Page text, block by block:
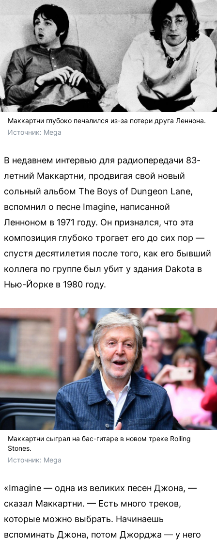
Маккартни глубоко печалился из-за потери друга Леннона.
Источник: Mega
В недавнем интервью для радиопередачи 83-
летний Маккартни, продвигая свой новый
сольный альбом The Boys of Dungeon Lane,
вспомнил о песне Imagine, написанной
Ленноном в 1971 году. Он признался, что эта
композиция глубоко трогает его до сих пор —
спустя десятилетия после того, как его бывший
коллега по группе был убит у здания Dakota в
Нью-Йорке в 1980 году.
Маккартни сыграл на бас-гитаре в новом треке Rolling
Stones.
Источник: Mega
«Imagine — одна из великих песен Джона, —
сказал Маккартни. — Есть много треков,
которые можно выбрать. Начинаешь
вспоминать Джона, потом Джорджа — у него